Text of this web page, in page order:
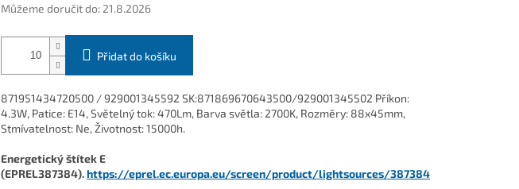
Můžeme doručit do:21.8.2026
Přidat do košíku
871951434720500 / 929001345592 SK:871869670643500/929001345502 Příkon:
4.3W, Patice: E14, Světelný tok: 470Lm, Barva světla: 2700K, Rozměry: 88x45mm,
Stmívatelnost: Ne, Životnost: 15000h.
Energetický štítek E
(EPREL387384).https://eprel.ec.europa.eu/screen/product/lightsources/387384